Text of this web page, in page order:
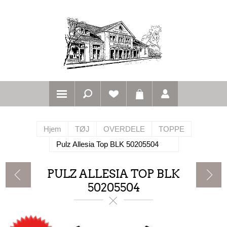
Hjem TØJ OVERDELE
TOPPE
Pulz Allesia Top BLK 50205504
PULZ ALLESIA TOP BLK
50205504